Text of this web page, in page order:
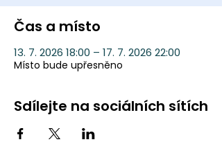
Čas a místo
13. 7. 2026 18:00 – 17. 7. 2026 22:00
Místo bude upřesněno
Sdílejte na sociálních sítích